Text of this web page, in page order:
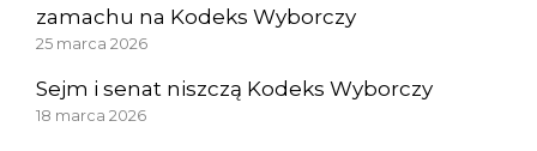
zamachu na Kodeks Wyborczy
25 marca 2026
Sejm i senat niszczą Kodeks Wyborczy
18 marca 2026